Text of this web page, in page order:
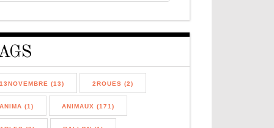
13NOVEMBRE (13) 2ROUES (2)
ANIMA (1) ANIMAUX (171)